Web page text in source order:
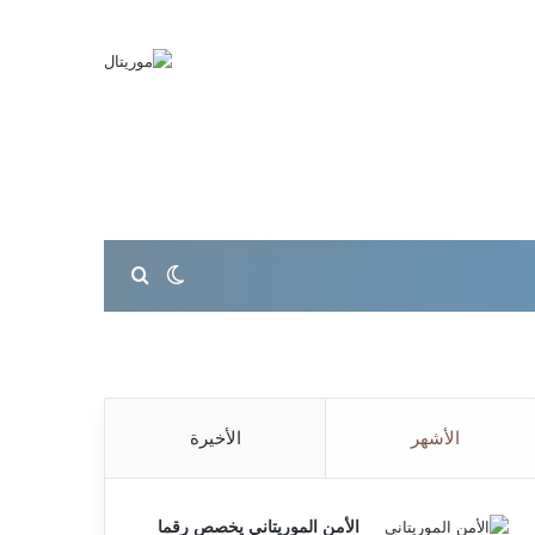
الوضع المظلم
بحث عن
الأشهر الأخيرة
الأمن الموريتاني يخصص رقما